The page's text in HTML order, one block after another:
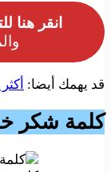
انقر هنا
قد يهمك أيضا: أكثر من 10 عبارات
كلمة شكر